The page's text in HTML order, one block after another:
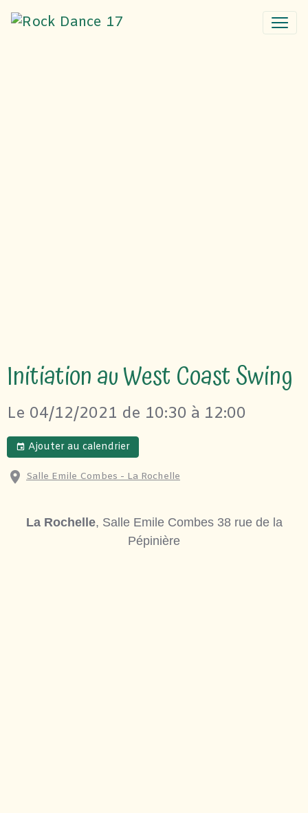
Initiation au West Coast Swing
Le 04/12/2021 de 10:30 à 12:00
Ajouter au calendrier
Salle Emile Combes - La Rochelle
La Rochelle, Salle Emile Combes 38 rue de la
Pépinière